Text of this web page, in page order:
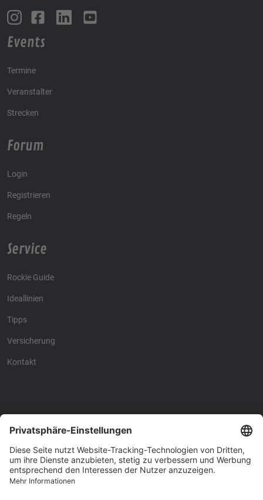
Events
Termine
Veranstalter
Strecken
Forum
Login
Registrieren
Regeln
Service
Rockie Guide
Ideallinien
Tipps
Versicherung
Kontakt
Racing4fun - Alles über
Racing4fun - Alles über